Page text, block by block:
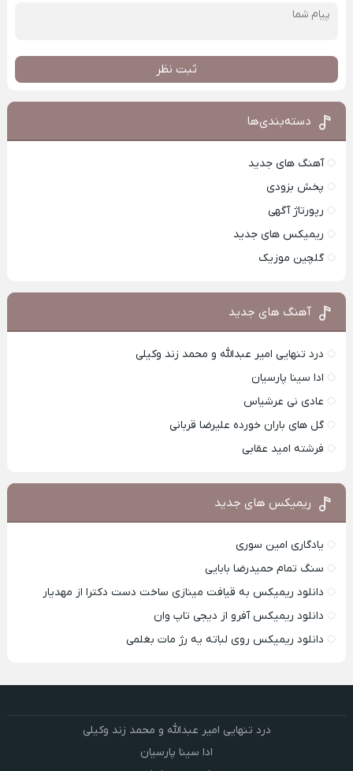
ثبت نظر
دسته‌بندی‌ها
آهنگ های جدید
پخش بزودی
رپورتاژ آگهی
ریمیکس های جدید
گلچین موزیک
آهنگ های جدید
درد تنهایی امیر عبدالله و محمد زند وکیلی
ادا سینا پارسیان
عادی نی عرشیاس
گل های باران خورده علیرضا قربانی
فرشته امید عقابی
ریمیکس های جدید
یادگاری امین سوری
سنگ تمام حمیدرضا بابایی
دانلود ریمیکس به قیافت مینازی ساخت دست دکترا از مهدیار
دانلود ریمیکس آفرو از ديجی تاپ وان
دانلود ریمیکس روی لباته یه رژ مات بغلمی
درد تنهایی امیر عبدالله و محمد زند وکیلی
ادا سینا پارسیان